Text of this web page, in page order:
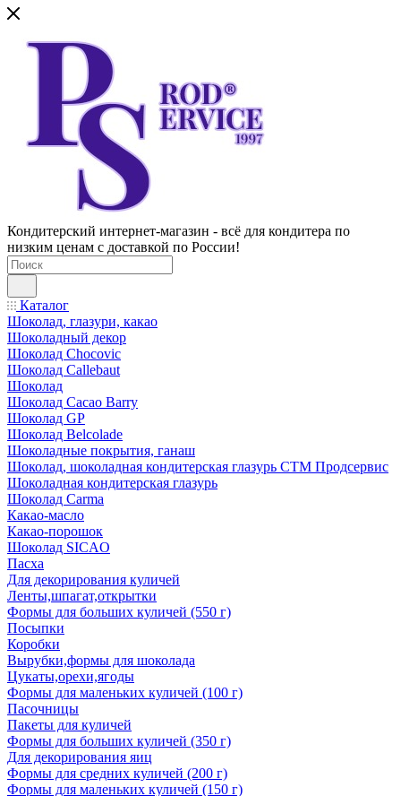
Кондитерский интернет-магазин - всё для кондитера по
низким ценам с доставкой по России!
Каталог
Шоколад, глазури, какао
Шоколадный декор
Шоколад Chocovic
Шоколад Callebaut
Шоколад
Шоколад Cacao Barry
Шоколад GP
Шоколад Belcolade
Шоколадные покрытия, ганаш
Шоколад, шоколадная кондитерская глазурь СТМ Продсервис
Шоколадная кондитерская глазурь
Шоколад Carma
Какао-масло
Какао-порошок
Шоколад SICAO
Пасха
Для декорирования куличей
Ленты,шпагат,открытки
Формы для больших куличей (550 г)
Посыпки
Коробки
Вырубки,формы для шоколада
Цукаты,орехи,ягоды
Формы для маленьких куличей (100 г)
Пасочницы
Пакеты для куличей
Формы для больших куличей (350 г)
Для декорирования яиц
Формы для средних куличей (200 г)
Формы для маленьких куличей (150 г)